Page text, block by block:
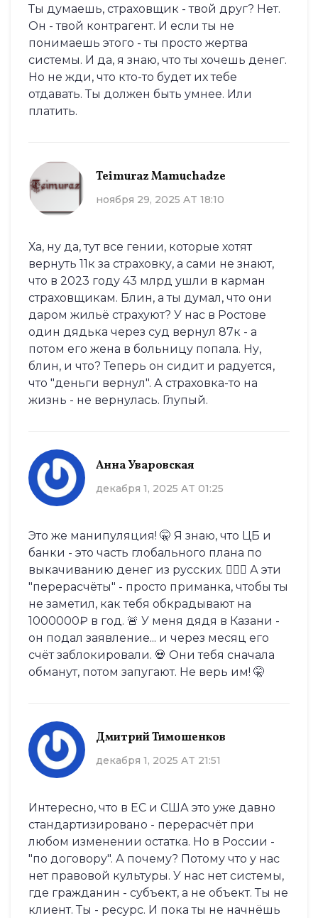
Ты думаешь, страховщик - твой друг? Нет.
Он - твой контрагент. И если ты не
понимаешь этого - ты просто жертва
системы. И да, я знаю, что ты хочешь денег.
Но не жди, что кто-то будет их тебе
отдавать. Ты должен быть умнее. Или
платить.
Teimuraz Mamuchadze
ноября 29, 2025 AT 18:10
Ха, ну да, тут все гении, которые хотят
вернуть 11к за страховку, а сами не знают,
что в 2023 году 43 млрд ушли в карман
страховщикам. Блин, а ты думал, что они
даром жильё страхуют? У нас в Ростове
один дядька через суд вернул 87к - а
потом его жена в больницу попала. Ну,
блин, и что? Теперь он сидит и радуется,
что "деньги вернул". А страховка-то на
жизнь - не вернулась. Глупый.
Анна Уваровская
декабря 1, 2025 AT 01:25
Это же манипуляция! 🤫 Я знаю, что ЦБ и
банки - это часть глобального плана по
выкачиванию денег из русских. 🕵️‍♀️💸 А эти
"перерасчёты" - просто приманка, чтобы ты
не заметил, как тебя обкрадывают на
1000000₽ в год. 🚨 У меня дядя в Казани -
он подал заявление... и через месяц его
счёт заблокировали. 💀 Они тебя сначала
обманут, потом запугают. Не верь им! 🤫
Дмитрий Тимошенков
декабря 1, 2025 AT 21:51
Интересно, что в ЕС и США это уже давно
стандартизировано - перерасчёт при
любом изменении остатка. Но в России -
"по договору". А почему? Потому что у нас
нет правовой культуры. У нас нет системы,
где гражданин - субъект, а не объект. Ты не
клиент. Ты - ресурс. И пока ты не начнёшь